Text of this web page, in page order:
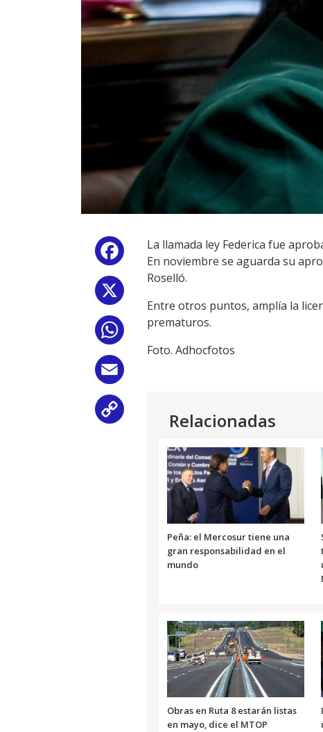
Facebook
WhatsApp
La llamada ley Federica fue
En noviembre se aguarda su
Roselló.
Entre otros puntos, amplía la
prematuros.
Foto. Adhocfotos
Relacionadas
Peña: el Mercosur tiene una
gran responsabilidad en el
mundo
Obras en Ruta 8 estarán listas
en mayo, dice el MTOP